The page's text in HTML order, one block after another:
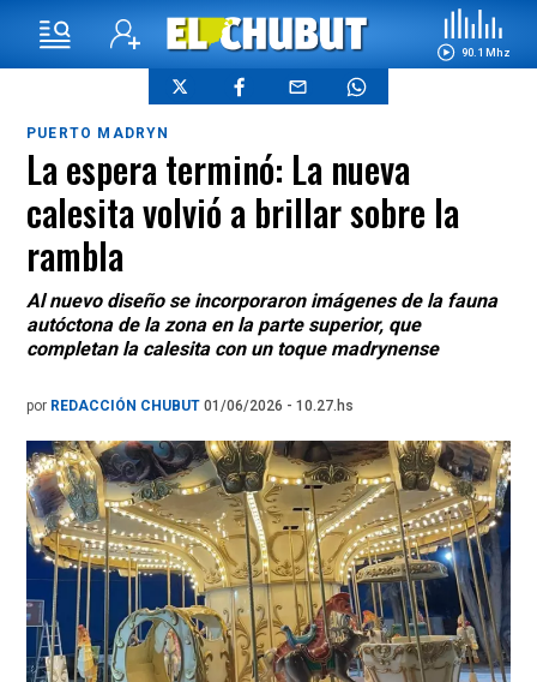
90.1 Mhz
PUERTO MADRYN
La espera terminó: La nueva
calesita volvió a brillar sobre la
rambla
Al nuevo diseño se incorporaron imágenes de la fauna
autóctona de la zona en la parte superior, que
completan la calesita con un toque madrynense
por REDACCIÓN CHUBUT 01/06/2026 - 10.27.hs